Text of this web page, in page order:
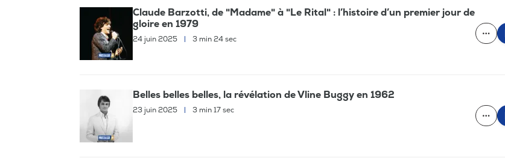
Claude Barzotti, de "Madame" à "Le Rital" : l’histoire d’un premier jour de
gloire en 1979
24 juin 2025 | 3 min 24 sec
Belles belles belles, la révélation de Vline Buggy en 1962
23 juin 2025 | 3 min 17 sec